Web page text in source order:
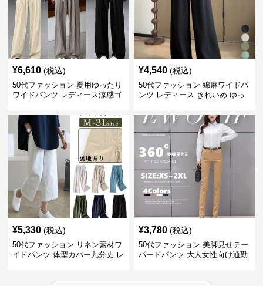
¥6,610 (税込)
50代ファッション 夏用ゆったり
ワイドパンツ レディース涼感ゴ
¥4,540 (税込)
50代ファッション 綿麻ワイドパ
ンツ レディース きれいめ ゆっ
¥5,330 (税込)
50代ファッション リネン素材ワ
イドパンツ 体型カバー九分丈 レ
¥3,780 (税込)
50代ファッション 美脚見せテー
パードパンツ 大人女性向け通勤